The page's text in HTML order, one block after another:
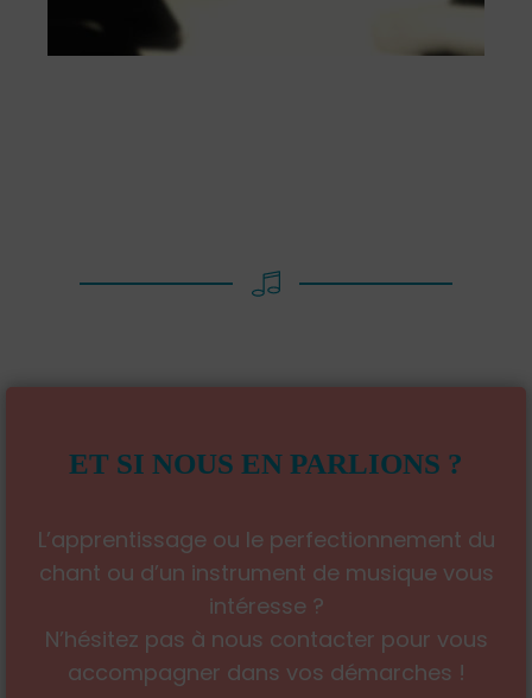
ET SI NOUS EN PARLIONS ?
L’apprentissage ou le perfectionnement du
chant ou d’un instrument de musique vous
intéresse ?
N’hésitez pas à nous contacter pour vous
accompagner dans vos démarches !